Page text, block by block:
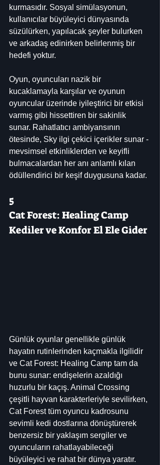
kurmasıdır. Sosyal simülasyonun,
kullanıcılar büyüleyici dünyasında
süzülürken, yapılacak şeyler bulurken
ve arkadaş edinirken belirlenmiş bir
hedefi yoktur.
Oyun, oyuncuları nazik bir
kucaklamayla karşılar ve oyunun
oyuncular üzerinde iyileştirici bir etkisi
varmış gibi hissettiren bir sakinlik
sunar. Rahatlatıcı ambiyansının
ötesinde, Sky ilgi çekici içerikler sunar -
mevsimsel etkinliklerden ve keyifli
bulmacalardan her anı anlamlı kılan
ödüllendirici bir keşif duygusuna kadar.
5
Cat Forest: Healing Camp
Kediler ve Konfor El Ele Gider
Günlük oyunlar genellikle günlük
hayatın rutinlerinden kaçmakla ilgilidir
ve Cat Forest: Healing Camp tam da
bunu sunar: endişelerin azaldığı
huzurlu bir kaçış. Animal Crossing
çeşitli hayvan karakterleriyle sevilirken,
Cat Forest tüm oyuncu kadrosunu
sevimli kedi dostlarına dönüştürerek
benzersiz bir yaklaşım sergiler ve
oyuncuların rahatlayabileceği
büyüleyici ve rahat bir dünya yaratır.